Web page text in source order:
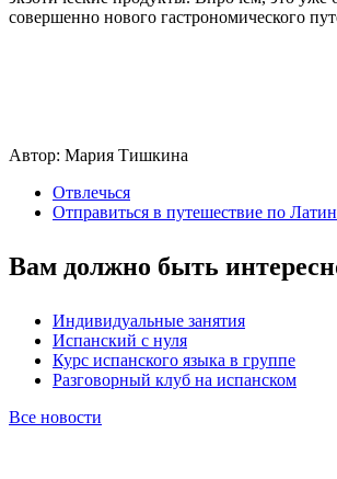
совершенно нового гастрономического
Автор: Мария Тишкина
Отвлечься
Отправиться в путешествие по
Вам должно быть
Индивидуальные занятия
Испанский с нуля
Курс испанского языка в группе
Разговорный клуб на испанском
Все новости